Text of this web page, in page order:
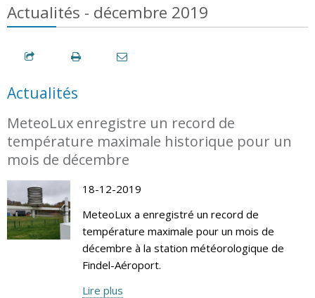
Actualités - décembre 2019
Actualités
MeteoLux enregistre un record de
température maximale historique pour un
mois de décembre
18-12-2019
MeteoLux a enregistré un record de
température maximale pour un mois de
décembre à la station météorologique de
Findel-Aéroport.
Lire plus